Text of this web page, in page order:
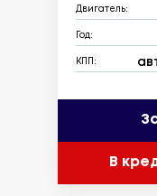
Двигатель:
Год:
КПП:
В